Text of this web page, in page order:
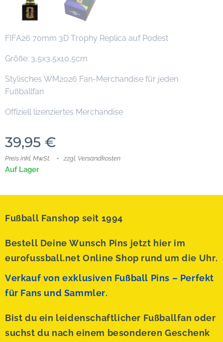
FIFA26 70mm 3D Trophy Replica auf Podest
Größe: 3,5x3,5x10,5cm
Stylisches WM2026 Fan-Merchandise für jeden
Fußballfan
Offiziell lizenziertes Merchandise
39,95 €
Preis inkl. MwSt. zzgl. Versandkosten
Auf Lager
Fußball Fanshop seit 1994
Bestell Deine Wunsch Pins jetzt hier im
eurofussball.net Online Shop rund um die Uhr.
Verkauf von exklusiven Fußball Pins – Perfekt
für Fans und Sammler.
Bist du ein leidenschaftlicher Fußballfan oder
suchst du nach einem besonderen Geschenk